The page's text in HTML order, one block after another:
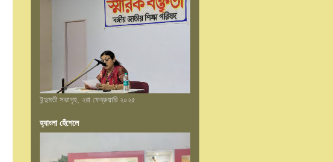
ইন্দুমতী সভাগৃহ, ২রা ফেব্রুয়ারি ২০২৫
হ্যাংলা হেঁশেলে